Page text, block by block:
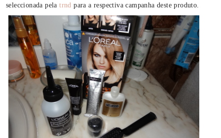
seleccionada pelatrnd para a respectiva campanha deste produto.